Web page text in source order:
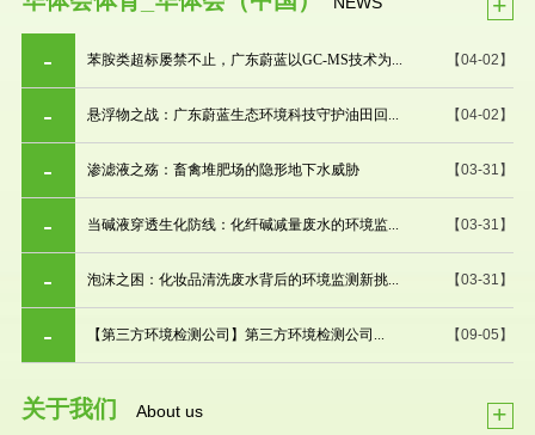
【04-02】
苯胺类超标屡禁不止，广东蔚蓝以GC-MS技术为...
【04-02】
悬浮物之战：广东蔚蓝生态环境科技守护油田回...
【03-31】
渗滤液之殇：畜禽堆肥场的隐形地下水威胁
【03-31】
当碱液穿透生化防线：化纤碱减量废水的环境监...
【03-31】
泡沫之困：化妆品清洗废水背后的环境监测新挑...
【09-05】
【第三方环境检测公司】第三方环境检测公司...
关于我们 About us +